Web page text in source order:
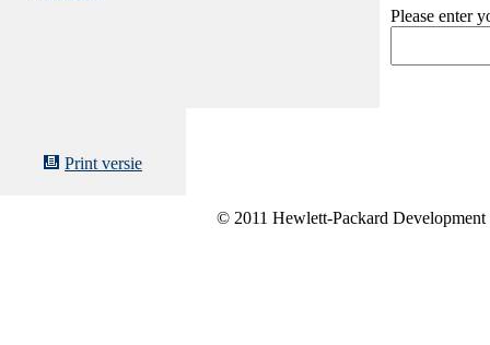
Please enter
Print versie
© 2011 Hewlett-Packard Development